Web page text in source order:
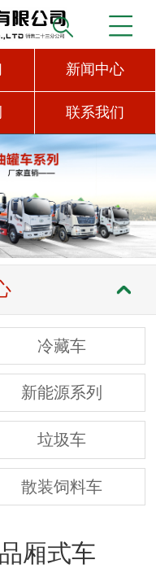
新闻中心
联系我们
冷藏车
新能源系列
垃圾车
散装饲料车
厢式车